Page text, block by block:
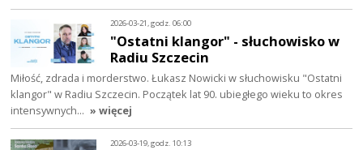
2026-03-21, godz. 06:00
"Ostatni klangor" - słuchowisko w
Radiu Szczecin
Miłość, zdrada i morderstwo. Łukasz Nowicki w słuchowisku "Ostatni
klangor" w Radiu Szczecin. Początek lat 90. ubiegłego wieku to okres
intensywnych… » więcej
2026-03-19, godz. 10:13